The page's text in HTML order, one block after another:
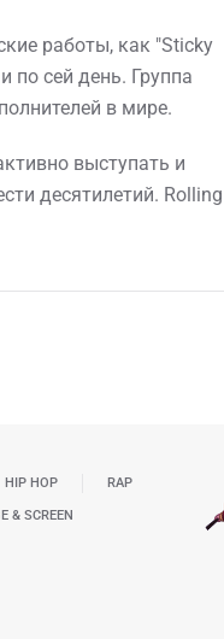
работы, как "Sticky
по сей день. Группа
в мире.
выступать и
десятилетий. Rolling
HIP HOP RAP
& SCREEN